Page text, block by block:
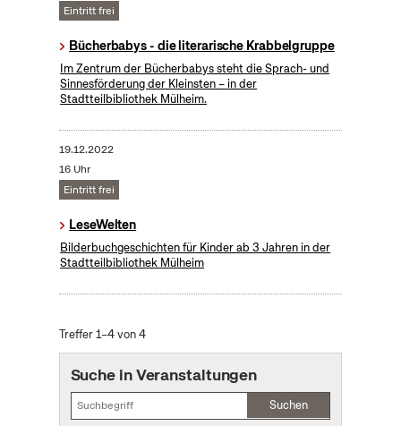
Eintritt frei
Bücherbabys - die literarische Krabbelgruppe
Im Zentrum der Bücherbabys steht die Sprach- und
Sinnesförderung der Kleinsten – in der
Stadtteilbibliothek Mülheim.
19.12.2022
16 Uhr
Eintritt frei
LeseWelten
Bilderbuchgeschichten für Kinder ab 3 Jahren in der
Stadtteilbibliothek Mülheim
Treffer 1–4 von 4
Suche in Veranstaltungen
Suchen